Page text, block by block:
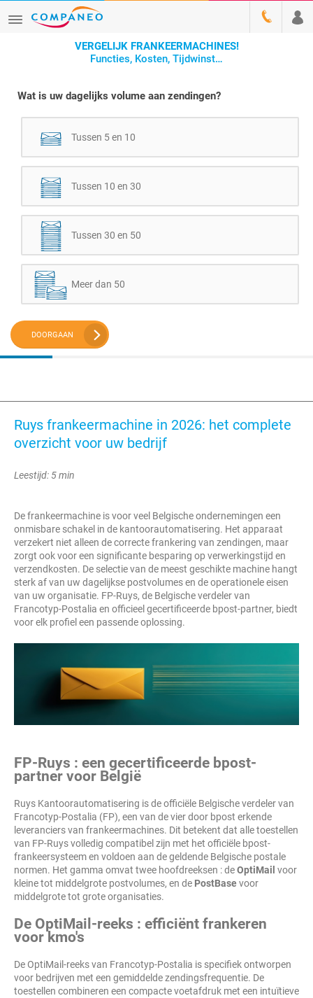
VERGELIJK FRANKEERMACHINES!
Functies, Kosten, Tijdwinst…
Wat is uw dagelijks volume aan zendingen?
Tussen 5 en 10
Tussen 10 en 30
Tussen 30 en 50
Meer dan 50
DOORGAAN
Ruys frankeermachine in 2026: het complete
overzicht voor uw bedrijf
Leestijd: 5 min
De frankeermachine is voor veel Belgische ondernemingen een
onmisbare schakel in de kantoorautomatisering. Het apparaat
verzekert niet alleen de correcte frankering van zendingen, maar
zorgt ook voor een significante besparing op verwerkingstijd en
verzendkosten. De selectie van de meest geschikte machine hangt
sterk af van uw dagelijkse postvolumes en de operationele eisen
van uw organisatie. FP-Ruys, de Belgische verdeler van
Francotyp-Postalia en officieel gecertificeerde bpost-partner, biedt
voor elk profiel een passende oplossing.
FP-Ruys : een gecertificeerde bpost-
partner voor België
Ruys Kantoorautomatisering is de officiële Belgische verdeler van
Francotyp-Postalia (FP), een van de vier door bpost erkende
leveranciers van frankeermachines. Dit betekent dat alle toestellen
van FP-Ruys volledig compatibel zijn met het officiële bpost-
frankeersysteem en voldoen aan de geldende Belgische postale
normen. Het gamma omvat twee hoofdreeksen : deOptiMail voor
kleine tot middelgrote postvolumes, en de PostBasevoor
middelgrote tot grote organisaties.
De OptiMail-reeks : efficiënt frankeren
voor kmo's
De OptiMail-reeks van Francotyp-Postalia is specifiek ontworpen
voor bedrijven met een gemiddelde zendingsfrequentie. De
toestellen combineren een compacte voetafdruk met een intuïtieve